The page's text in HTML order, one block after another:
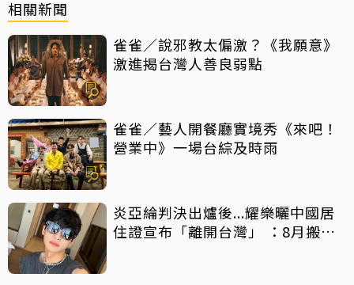
相關新聞
雀雀／說邪教太偏激？《我願意》
激進揭台灣人善良弱點
雀雀／藝人開餐廳實境秀《來吧！
營業中》一場台綜及時雨
炎亞綸判決出爐後...耀樂曬中國居
住證宣布「離開台灣」 ：8月搬杭